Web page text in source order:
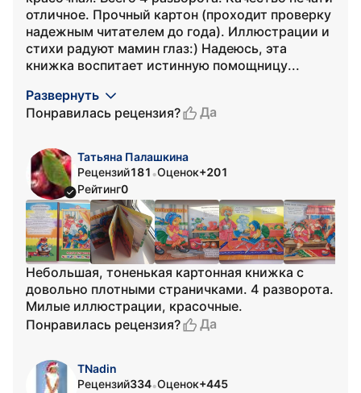
отличное. Прочный картон (проходит проверку
надежным читателем до года). Иллюстрации и
стихи радуют мамин глаз:) Надеюсь, эта
книжка воспитает истинную помощницу...
Развернуть
Понравилась рецензия?
Да
Татьяна Палашкина
Рецензий181 •Оценок+201
Рейтинг0
Небольшая, тоненькая картонная книжка с
довольно плотными страничками. 4 разворота.
Милые иллюстрации, красочные.
Понравилась рецензия?
Да
TNadin
Рецензий334•Оценок+445